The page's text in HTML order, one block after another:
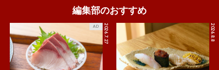
編集部のおすすめ
2026.7.27
AD 2026.8.8